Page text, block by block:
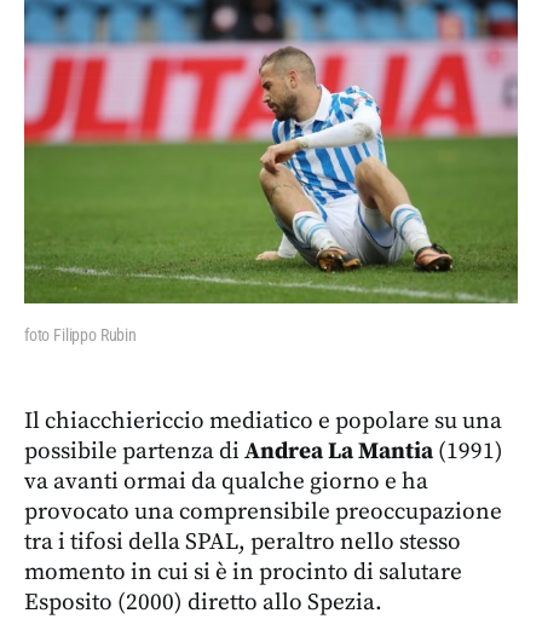
foto Filippo Rubin
Il chiacchiericcio mediatico e popolare su una
possibile partenza di Andrea La Mantia (1991)
va avanti ormai da qualche giorno e ha
provocato una comprensibile preoccupazione
tra i tifosi della SPAL, peraltro nello stesso
momento in cui si è in procinto di salutare
Esposito (2000) diretto allo Spezia.